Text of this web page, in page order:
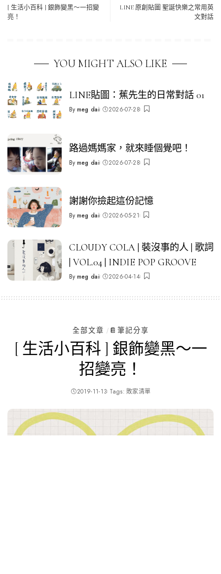
[ 生活小百科 ] 銀飾變黑～一招變
亮！
LINE 原創貼圖 聖誕快樂之常用英
文對話
YOU MIGHT ALSO LIKE
LINE貼圖：蕉先生的日常對話 01
Posted
By meg dai 2026-07-28
路過媽媽家，就來睡個覺吧！
Posted
By meg dai 2026-07-28
謝謝你撿起這份記憶
Posted
By meg dai 2026-05-21
CLOUDY COLA | 裝沒事的人 | 歌詞
| VOL.04 | INDIE POP GROOVE
Posted
By meg dai 2026-04-14
全部文章 📔筆記分享
[ 生活小百科 ] 銀飾變黑～一
招變亮！
2019-11-13 Tags: 敗家清單